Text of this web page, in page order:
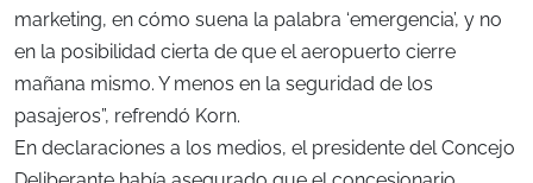
marketing, en cómo suena la palabra ‘emergencia’, y no
en la posibilidad cierta de que el aeropuerto cierre
mañana mismo. Y menos en la seguridad de los
pasajeros”, refrendó Korn.
En declaraciones a los medios, el presidente del Concejo